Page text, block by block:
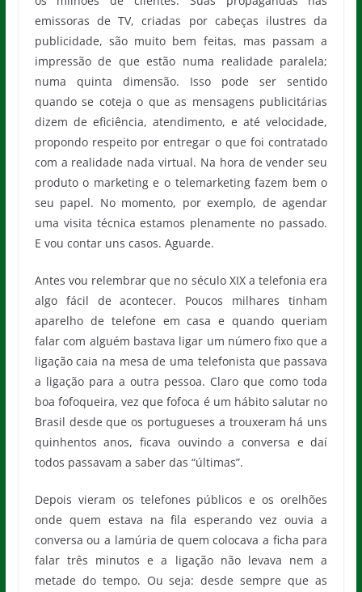
emissoras de TV, criadas por cabeças ilustres da
publicidade, são muito bem feitas, mas passam a
impressão de que estão numa realidade paralela;
numa quinta dimensão. Isso pode ser sentido
quando se coteja o que as mensagens publicitárias
dizem de eficiência, atendimento, e até velocidade,
propondo respeito por entregar o que foi contratado
com a realidade nada virtual. Na hora de vender seu
produto o marketing e o telemarketing fazem bem o
seu papel. No momento, por exemplo, de agendar
uma visita técnica estamos plenamente no passado.
E vou contar uns casos. Aguarde.
Antes vou relembrar que no século XIX a telefonia era
algo fácil de acontecer. Poucos milhares tinham
aparelho de telefone em casa e quando queriam
falar com alguém bastava ligar um número fixo que a
ligação caia na mesa de uma telefonista que passava
a ligação para a outra pessoa. Claro que como toda
boa fofoqueira, vez que fofoca é um hábito salutar no
Brasil desde que os portugueses a trouxeram há uns
quinhentos anos, ficava ouvindo a conversa e daí
todos passavam a saber das “últimas”.
Depois vieram os telefones públicos e os orelhões
onde quem estava na fila esperando vez ouvia a
conversa ou a lamúria de quem colocava a ficha para
falar três minutos e a ligação não levava nem a
metade do tempo. Ou seja: desde sempre que as